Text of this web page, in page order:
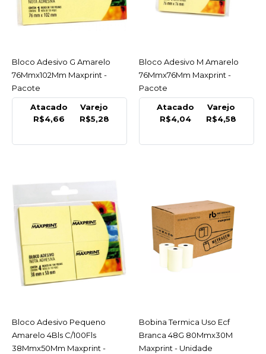
MAXPRINT
Bloco Adesivo M
Amarelo 76Mmx76Mm
Maxprint - Pacote
LISTA DE DESEJO
MAXPRINT
Bloco Adesivo Pequeno
Amarelo 4Bls C/100Fls
38Mmx50Mm Maxprint -
COMPRAR
ACESSAR
Bloco Adesivo G Amarelo
76Mmx102Mm Maxprint -
Pacote
Atacado
R$4,66
Varejo
R$5,28
ACESSAR
Bloco Adesivo M Amarelo
76Mmx76Mm Maxprint -
Pacote
Atacado
R$4,04
Varejo
R$4,58
ACESSAR
Bloco Adesivo Pequeno
Amarelo 4Bls C/100Fls
38Mmx50Mm Maxprint -
ACESSAR
Bobina Termica Uso Ecf
Branca 48G 80Mmx30M
Maxprint - Unidade